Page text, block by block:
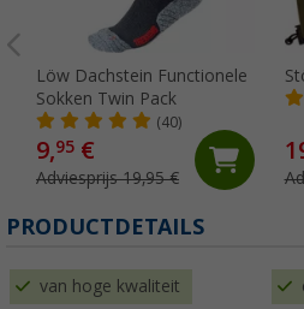
Löw Dachstein Functionele
Sokken Twin Pack
(40)
9,95 €
Adviesprijs 19,95 €
PRODUCTDETAILS
van hoge kwaliteit